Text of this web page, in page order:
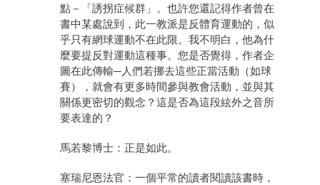
點－「誘拐症候群」。也許您還記得作者曾在
書中某處說到，此一教派是反體育運動的，似
乎只有網球運動不在此限。我不明白，他為什
麼要提反對運動這種事。您是否覺得，作者企
圖在此傳輸─人們若挪去這些正當活動（如球
賽），就會有更多時間參與教會活動，並與其
關係更密切的觀念？這是否為這段絃外之音所
要表達的？
馬若黎博士：正是如此。
塞瑞尼恩法官：一個平常的讀者閱讀該書時，